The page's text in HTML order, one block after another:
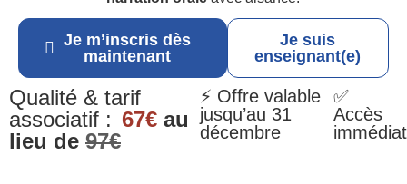
Je m’inscris dès
maintenant
Je suis
enseignant(e)
Qualité & tarif
associatif : 67€ au
lieu de 97€
⚡ Offre valable
jusqu’au 31
décembre
✅
Accès
immédiat